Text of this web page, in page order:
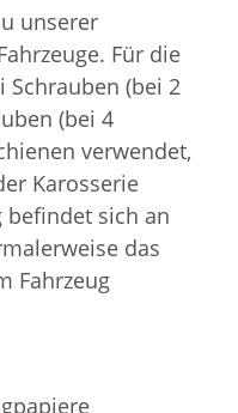
unserer
Für die
Schrauben (bei 2
(bei 4
verwendet,
Karosserie
befindet sich an
das
Fahrzeug